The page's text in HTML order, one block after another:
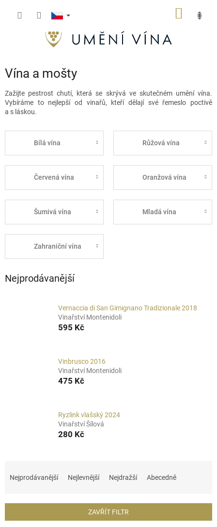
Vína a mošty
Zažijte pestrost chutí, která se skrývá ve skutečném umění vína.
Vybíráme to nejlepší od vinařů, kteří dělají své řemeslo poctivě
a s láskou.
Bílá vína Růžová vína
Červená vína Oranžová vína
Šumivá vína Mladá vína
Zahraniční vína
Nejprodávanější
Vernaccia di San Gimignano Tradizionale 2018
Vinařství Montenidoli
595 Kč
Vinbrusco 2016
Vinařství Montenidoli
475 Kč
Ryzlink vlašský 2024
Vinařství Šílová
280 Kč
í
Nejprodávanější Nejlevnější Nejdražší Abecedně
ZAVŘÍT FILTR